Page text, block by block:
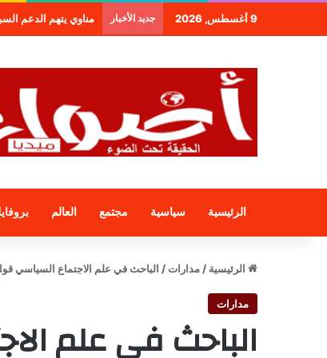
9 أغسطس, 2026 جديد الأخبار مناوي يتهم الدعم
الرئيسية سياسية مجتمع العالم
الرئيسية / مدارات / الباحث في علم الاجتماع السياسي
مدارات
الباحث في علم